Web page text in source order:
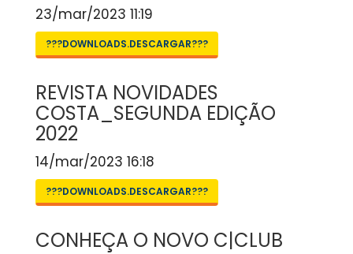
23/mar/2023 11:19
???DOWNLOADS.DESCARGAR???
REVISTA NOVIDADES
COSTA_SEGUNDA EDIÇÃO
2022
14/mar/2023 16:18
???DOWNLOADS.DESCARGAR???
CONHEÇA O NOVO C|CLUB